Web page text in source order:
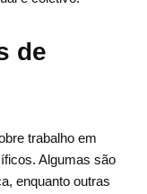
de
trabalho em
Algumas são
enquanto outras